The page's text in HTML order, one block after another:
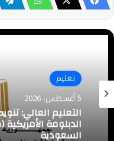
تعليم
5 أغسطس، 2026
تعليم
4 أغسطس، 2026
محافظ الجيزة
القبول بالثانوي العام